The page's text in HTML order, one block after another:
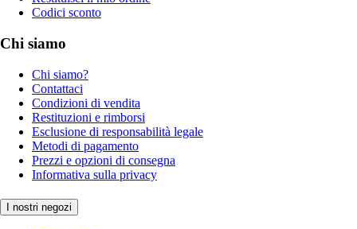
Codici sconto
Chi siamo
Chi siamo?
Contattaci
Condizioni di vendita
Restituzioni e rimborsi
Esclusione di responsabilità legale
Metodi di pagamento
Prezzi e opzioni di consegna
Informativa sulla privacy
I nostri negozi